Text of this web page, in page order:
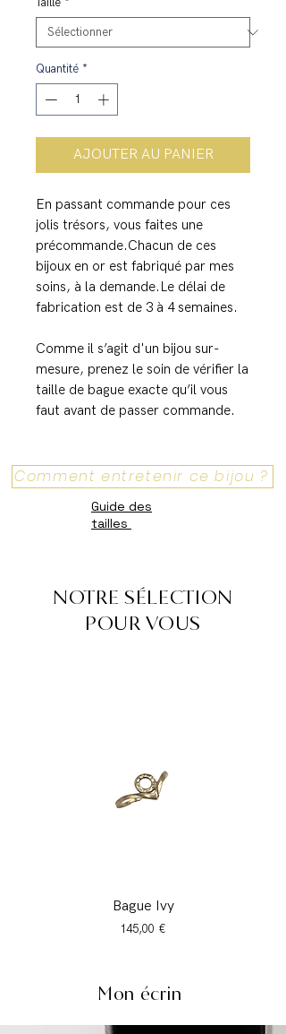
Quantité *
AJOUTER AU PANIER
En passant commande pour ces
jolis trésors, vous faites une
précommande.Chacun de ces
bijoux en or est fabriqué par mes
soins, à la demande.Le délai de
fabrication est de 3 à 4 semaines.
Comme il s’agit d'un bijou sur-
mesure, prenez le soin de vérifier la
taille de bague exacte qu’il vous
faut avant de passer commande.
Comment entretenir ce bijou ?
Guide des
tailles
NOTRE SÉLECTION
POUR VOUS
Bague Ivy
Prix
145,00 €
Mon écrin